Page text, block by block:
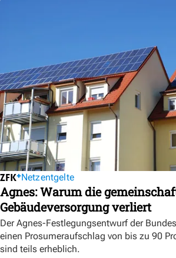
Netzentgelte
Agnes: Warum die
Gebäudeversorgung verliert
Der Agnes-Festlegungsentwurf der
einen Prosumeraufschlag von bis zu 90
sind teils erheblich.